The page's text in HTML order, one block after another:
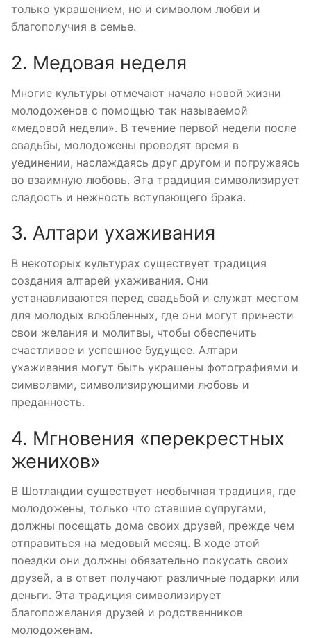
только украшением, но и символом любви и
благополучия в семье.
2. Медовая неделя
Многие культуры отмечают начало новой жизни
молодоженов с помощью так называемой
«медовой недели». В течение первой недели после
свадьбы, молодожены проводят время в
уединении, наслаждаясь друг другом и погружаясь
во взаимную любовь. Эта традиция символизирует
сладость и нежность вступающего брака.
3. Алтари ухаживания
В некоторых культурах существует традиция
создания алтарей ухаживания. Они
устанавливаются перед свадьбой и служат местом
для молодых влюбленных, где они могут принести
свои желания и молитвы, чтобы обеспечить
счастливое и успешное будущее. Алтари
ухаживания могут быть украшены фотографиями и
символами, символизирующими любовь и
преданность.
4. Мгновения «перекрестных
женихов»
В Шотландии существует необычная традиция, где
молодожены, только что ставшие супругами,
должны посещать дома своих друзей, прежде чем
отправиться на медовый месяц. В ходе этой
поездки они должны обязательно покусать своих
друзей, а в ответ получают различные подарки или
деньги. Эта традиция символизирует
благопожелания друзей и родственников
молодоженам.